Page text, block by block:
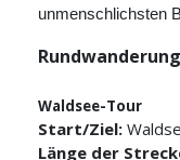
unmenschlichsten
Waldsee-Tour
Start/Ziel:
Länge der